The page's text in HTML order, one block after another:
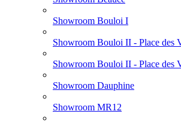
Showroom Bouloi I
Showroom Bouloi II - Place des
Showroom Bouloi II - Place des
Showroom Dauphine
Showroom MR12